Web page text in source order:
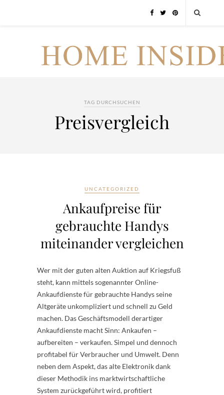
TAG DURCHSUCHEN
Preisvergleich
UNCATEGORIZED
Ankaufpreise für
gebrauchte Handys
miteinander vergleichen
Wer mit der guten alten Auktion auf Kriegsfuß
steht, kann mittels sogenannter Online-
Ankaufdienste für gebrauchte Handys seine
Altgeräte unkompliziert und schnell zu Geld
machen. Das Geschäftsmodell derartiger
Ankaufdienste macht Sinn: Ankaufen –
aufbereiten – verkaufen. Simpel und dennoch
profitabel für Verbraucher und Umwelt. Denn
neben dem Aspekt, das alte Elektronik dank
dieser Methodik ins marktwirtschaftliche
System zurückgeführt wird, profitiert